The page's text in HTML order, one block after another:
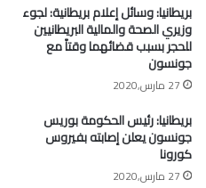
بريطانيا: وسائل إعلام بريطانية: لجوء
وزيري الصحة والمالية البريطانيين
للحجر بسبب قضائهما وقتاً مع
جونسون
27 مارس,2020
بريطانيا: رئيس الحكومة بوريس
جونسون يعلن إصابته بفيروس
كورونا
27 مارس,2020